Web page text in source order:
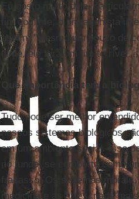
Eu gosto muito dele,
fim do filme, o protagonista
assim: "Mesmo um pouco de
filme, ele terá um fim terrível.
Que importância tem a
Tudo pode ser melhor
nossos sistemas biológicos
em um ambiente social. Isso
no fundo, se comporta como
fracasso. Os sistemas
medicina e as artes, nada